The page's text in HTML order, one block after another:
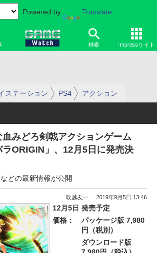
Powered by Translate
検索 Impressサイト
ステーション PS4 アクション
みどろ剣戟アクションゲーム
ラORIGIN」、12月5日に発売決
どの最新情報が公開
吹越友一 2019年9月5日 13:46
12月5日 発売予定
価格：
パッケージ版 7,980
円（税別）
ダウンロード版